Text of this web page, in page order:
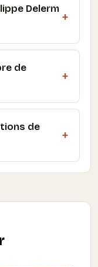
Delerm
de
de